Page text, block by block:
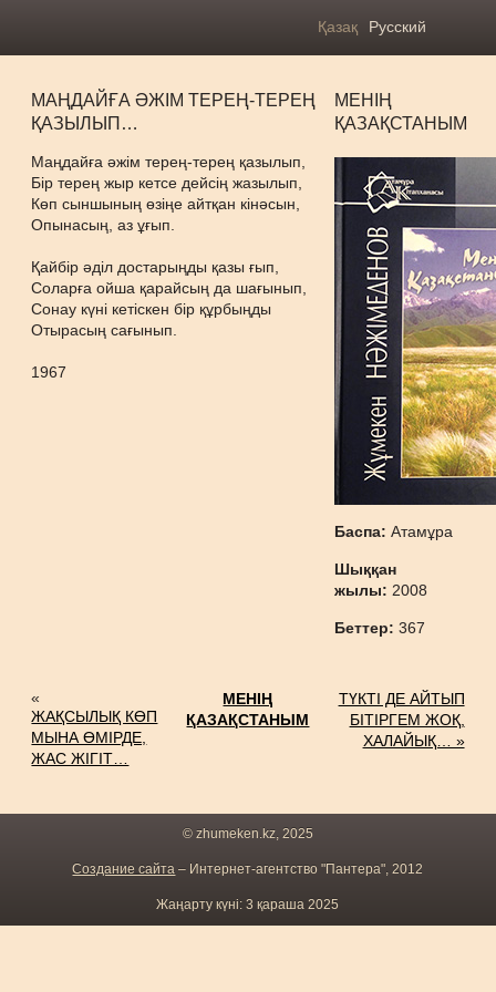
Қазақ Русский
МАҢДАЙҒА ӘЖІМ ТЕРЕҢ-ТЕРЕҢ
ҚАЗЫЛЫП…
Маңдайға әжім терең-терең қазылып,
Бір терең жыр кетсе дейсің жазылып,
Көп сыншының өзіңе айтқан кінәсын,
Опынасың, аз ұғып.
Қайбір әділ достарыңды қазы ғып,
Соларға ойша қарайсың да шағынып,
Сонау күні кетіскен бір құрбыңды
Отырасың сағынып.
1967
МЕНІҢ
ҚАЗАҚСТАНЫМ
Баспа:Атамұра
Шыққан
жылы: 2008
Беттер:367
«
ЖАҚСЫЛЫҚ КӨП
МЫНА ӨМІРДЕ,
ЖАС ЖІГІТ…
МЕНІҢ
ҚАЗАҚСТАНЫМ
ТҮКТІ ДЕ АЙТЫП
БІТІРГЕМ ЖОҚ,
ХАЛАЙЫҚ… »
© zhumeken.kz, 2025
Создание сайта – Интернет-агентство "Пантера", 2012
Жаңарту күні: 3 қараша 2025